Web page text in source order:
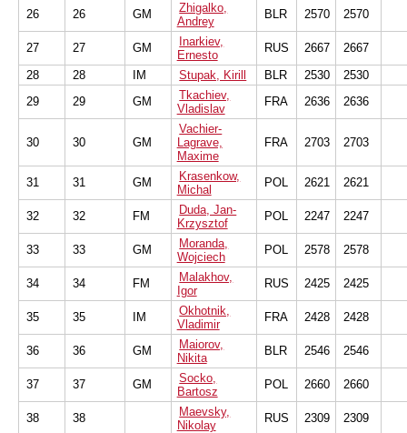
26
26 GM
Zhigalko,
Andrey
BLR 2570 2570
27 27 GM
Inarkiev,
Ernesto
RUS 2667
2667
28
28 IM Stupak, Kirill BLR 2530
2530
29
29 GM
Tkachiev,
Vladislav
FRA 2636 2636
30 30 GM
Vachier-
Lagrave,
Maxime
FRA 2703 2703
31 31 GM
Krasenkow,
Michal
POL 2621 2621
32 32 FM
Duda, Jan-
Krzysztof
POL 2247 2247
33 33 GM
Moranda,
Wojciech
POL 2578 2578
34 34 FM
Malakhov,
Igor
RUS 2425 2425
35 35 IM
Okhotnik,
Vladimir
FRA 2428 2428
36 36 GM
Maiorov,
Nikita
BLR 2546 2546
37 37 GM
Socko,
Bartosz
POL 2660 2660
38 38
Maevsky,
Nikolay
RUS 2309 2309